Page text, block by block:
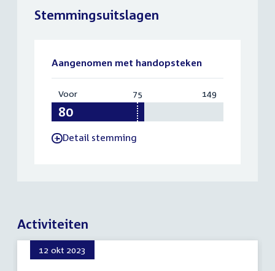
Stemmingsuitslagen
Aangenomen met handopsteken
Voor:
75 149
-Detail stemming
Activiteiten
12 okt 2023